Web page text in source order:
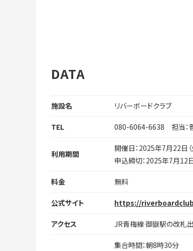
DATA
施設名 リバーボードクラブ
TEL 080-6064-6638 担当：
利用期間
開催日：2025年7月22日
申込締切：2025年7月12日
料金 無料
公式サイト https://
アクセス JR青梅線 御嶽駅の改札出
集合時間：朝8時30分